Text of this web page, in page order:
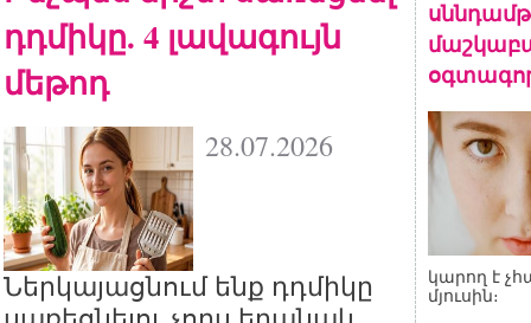
դդմիկը. 4 լավագույն
մեթոդ
28.07.2026
Ներկայացնում ենք դդմիկը
կարող է
մյուսին։